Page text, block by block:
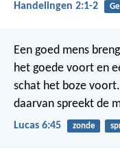
Handelingen 2:1-2
Een goed mens
het goede voort en
schat het boze
daarvan spreekt de
Lucas 6:45 zonde